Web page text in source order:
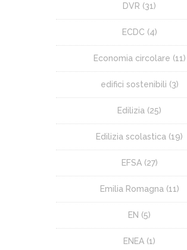
DVR (31)
ECDC (4)
Economia circolare (11)
edifici sostenibili (3)
Edilizia (25)
Edilizia scolastica (19)
EFSA(27)
Emilia Romagna(11)
EN (5)
ENEA (1)